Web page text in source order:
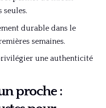
seules.
durable dans le
semaines.
une authenticité
proche :